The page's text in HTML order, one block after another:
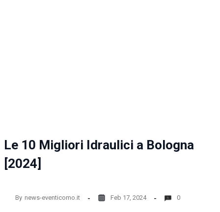
Le 10 Migliori Idraulici a Bologna
[2024]
By news-eventicomo.it Feb 17, 2024 0